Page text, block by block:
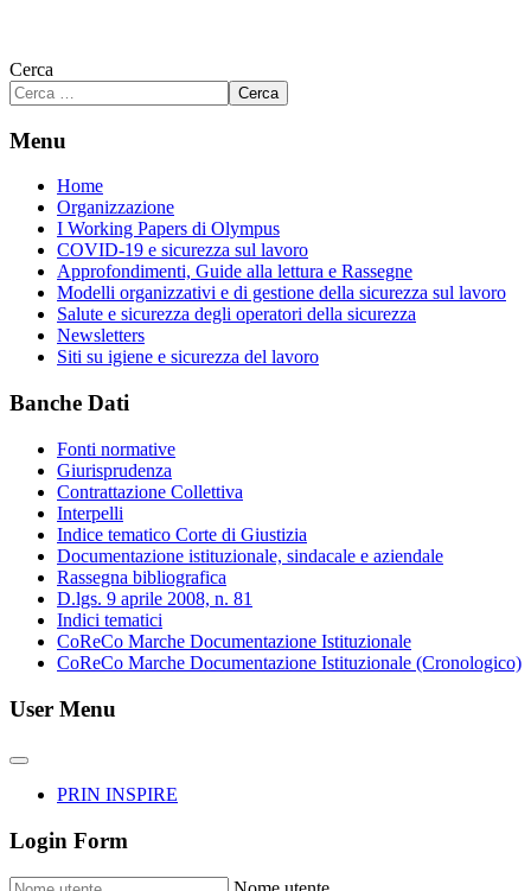
Cerca
Cerca
Menu
Home
Organizzazione
I Working Papers di Olympus
COVID-19 e sicurezza sul lavoro
Approfondimenti, Guide alla lettura e Rassegne
Modelli organizzativi e di gestione della sicurezza sul lavoro
Salute e sicurezza degli operatori della sicurezza
Newsletters
Siti su igiene e sicurezza del lavoro
Banche Dati
Fonti normative
Giurisprudenza
Contrattazione Collettiva
Interpelli
Indice tematico Corte di Giustizia
Documentazione istituzionale, sindacale e aziendale
Rassegna bibliografica
D.lgs. 9 aprile 2008, n. 81
Indici tematici
CoReCo Marche Documentazione Istituzionale
CoReCo Marche Documentazione Istituzionale (Cronologico)
User Menu
PRIN INSPIRE
Login Form